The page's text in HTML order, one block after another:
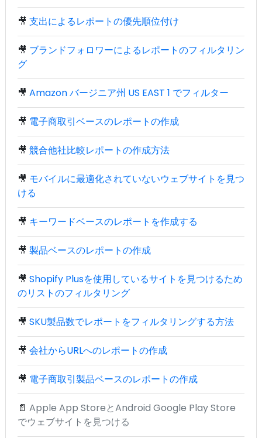
🎥 支出によるレポートの優先順位付け
🎥 ブランドフォロワーによるレポートのフィルタリン
グ
🎥 Amazon バージニア州 US EAST 1 でフィルター
🎥 電子商取引ベースのレポートの作成
🎥 競合他社比較レポートの作成方法
🎥 モバイルに最適化されていないウェブサイトを見つ
ける
🎥 キーワードベースのレポートを作成する
🎥 製品ベースのレポートの作成
🎥 Shopify Plusを使用しているサイトを見つけるため
のリストのフィルタリング
🎥 SKU製品数でレポートをフィルタリングする方法
🎥 会社からURLへのレポートの作成
🎥 電子商取引製品ベースのレポートの作成
📄 Apple App StoreとAndroid Google Play Store
でウェブサイトを見つける